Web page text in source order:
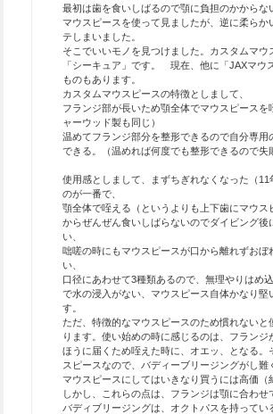
最初は歯を食いしばるので顎に負担のかからな
マウスピースを使って見ましたが、逆に柔らか
テしまいました。
そこでいいモノを見つけました。カスタムマウ
「シーキュア」です。 現在、他に「JAXマウ
ものもあります。
カスタムマウスピースの特徴としまして、
フランジ部が長いため顎全体でマウスピースを
ャーウッド製も同じ）
温めてフランジ部分を整形できるので自分専用
できる。（温めれば何度でも整形できるので失
使用感としまして、まずちぎれなくなった（11
のが一番で、
顎全体で咥える（というよりも上下歯にマウス
からぜんぜん食いしばらないのでダイビング後
い、
咄嗟の時にもマウスピースが口から離れずおぼ
い、
口径にあわせて3種類あるので、無理やりはめ
で水の浸入がない、マウスピース自体かなり堅
す。
ただ、特徴的なマウスピースのため慣れないと
ります。使い始めの時に感じるのは、フランジ
ほうに届くため咥えた時に、オエッ、となる。
スピースなので、バディーブリージングがし難
マウスピースにしてはいきなり買うには高価（
しかし、これらの点は、フランジは顎に合わせ
バディブリージングは、オクトパスを持ってい